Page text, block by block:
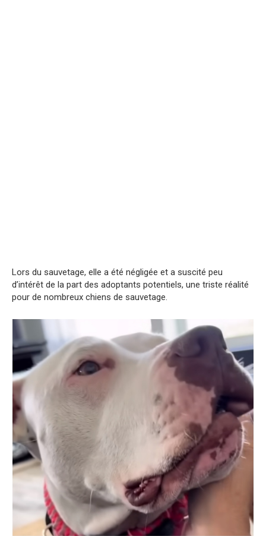
Lors du sauvetage, elle a été négligée et a suscité peu
d’intérêt de la part des adoptants potentiels, une triste réalité
pour de nombreux chiens de sauvetage.